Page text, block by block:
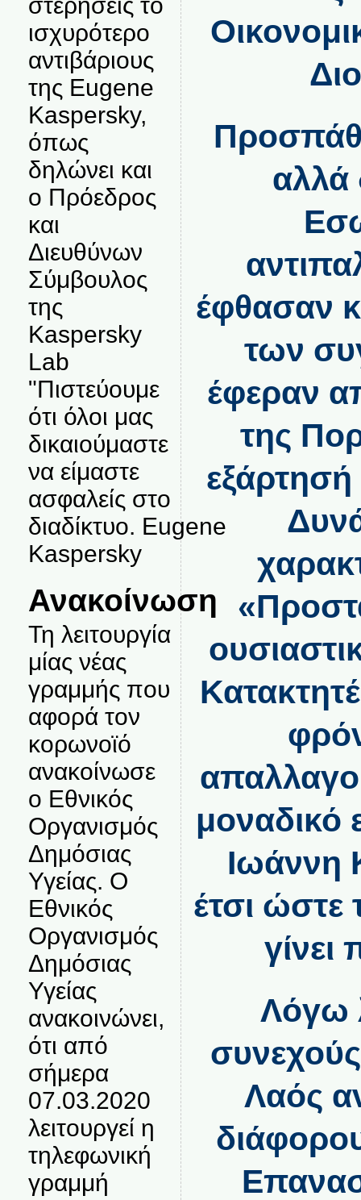
ισχυρότερο
αντιβάριους
της Eugene
Kaspersky,
όπως
δηλώνει και
ο Πρόεδρος
και
Διευθύνων
Σύμβουλος
της
Kaspersky
Lab
"Πιστεύουμε
ότι όλοι μας
δικαιούμαστε
να είμαστε
ασφαλείς στο
διαδίκτυο. Eugene
Kaspersky
Ανακοίνωση
Τη λειτουργία
μίας νέας
γραμμής που
αφορά τον
κορωνοϊό
ανακοίνωσε
ο Εθνικός
Οργανισμός
Δημόσιας
Υγείας. Ο
Εθνικός
Οργανισμός
Δημόσιας
Υγείας
ανακοινώνει,
ότι από
σήμερα
07.03.2020
λειτουργεί η
τηλεφωνική
γραμμή
αλλά
έφθασαν
των
έφεραν
της
μοναδικό
Ιωάννη
έτσι ώστε
γίνει
Λόγω
Λαός